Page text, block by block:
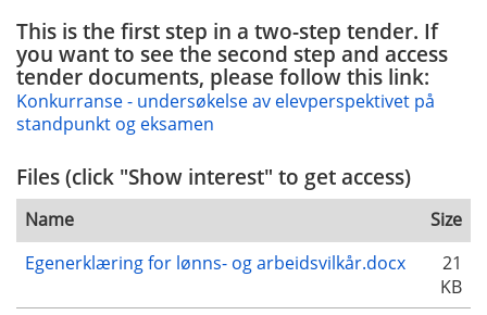
This is the first step in a two-step tender. If
you want to see the second step and access
tender documents, please follow this link:
Konkurranse - undersøkelse av elevperspektivet på
standpunkt og eksamen
Files (click "Show interest" to get access)
Name
Size
Egenerklæring for lønns- og arbeidsvilkår.docx
21
KB